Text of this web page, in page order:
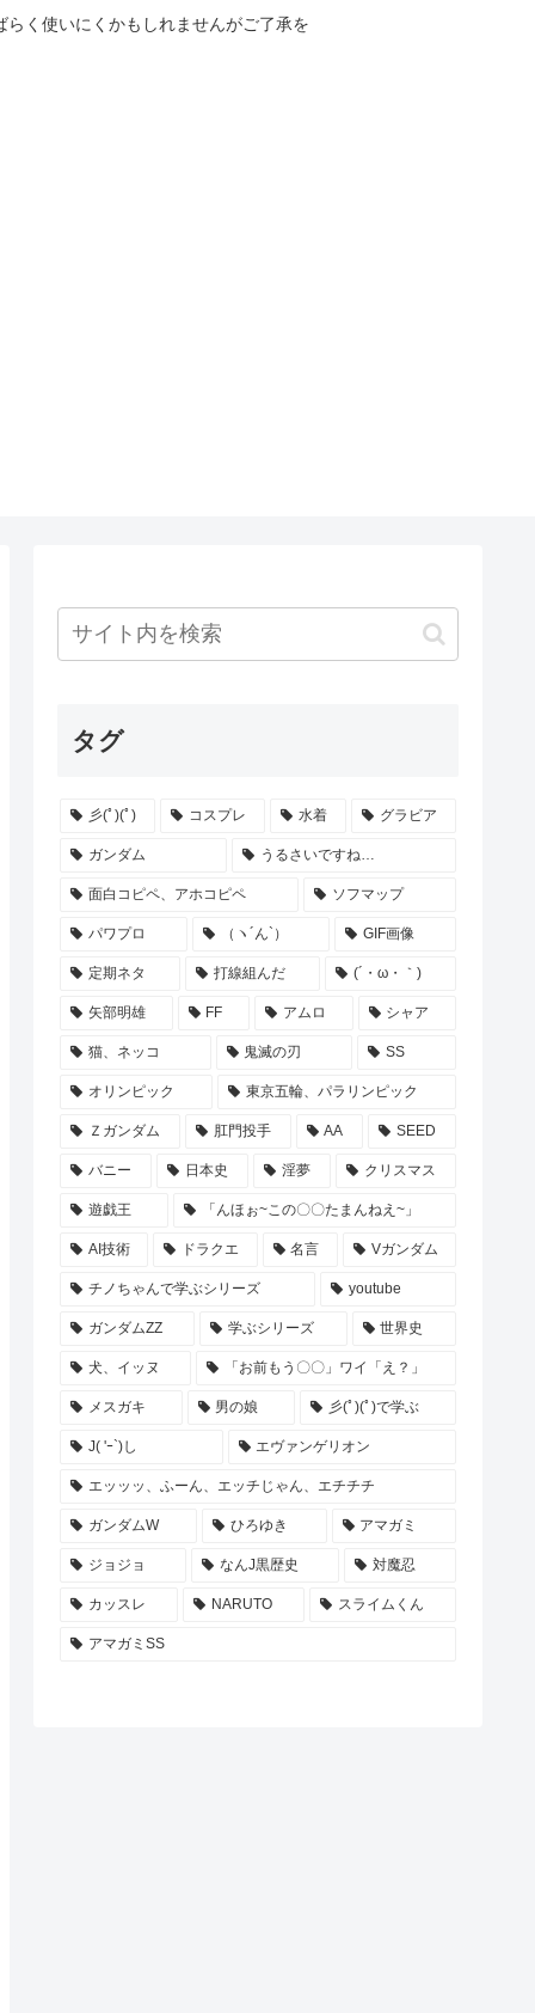
く使いにくかもしれませんがご了承を
タグ
彡(ﾟ)(ﾟ) コスプレ 水着 グラビア
ガンダム うるさいですね…
面白コピペ、アホコピペ ソフマップ
パワプロ （ヽ´ん`） GIF画像
定期ネタ 打線組んだ (´・ω・｀)
矢部明雄 FF アムロ シャア
猫、ネッコ 鬼滅の刃 SS
オリンピック 東京五輪、パラリンピック
Ｚガンダム 肛門投手 AA SEED
バニー 日本史 淫夢 クリスマス
遊戯王 「んほぉ~この〇〇たまんねえ~」
AI技術 ドラクエ 名言 Vガンダム
チノちゃんで学ぶシリーズ youtube
ガンダムZZ 学ぶシリーズ 世界史
犬、イッヌ 「お前もう〇〇」ワイ「え？」
メスガキ 男の娘 彡(ﾟ)(ﾟ)で学ぶ
J( 'ｰ`)し エヴァンゲリオン
エッッッ、ふーん、エッチじゃん、エチチチ
ガンダムW ひろゆき アマガミ
ジョジョ なんJ黒歴史 対魔忍
カッスレ NARUTO スライムくん
アマガミSS